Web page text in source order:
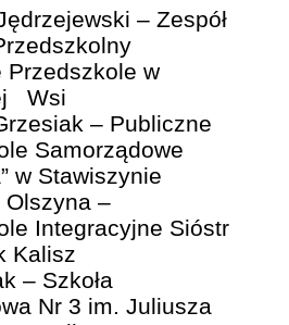
– Zespół
Przedszkole w
Wsi
– Publiczne
Samorządowe
w Stawiszynie
–
Integracyjne Sióstr
Kalisz
– Szkoła
Nr 3 im. Juliusza